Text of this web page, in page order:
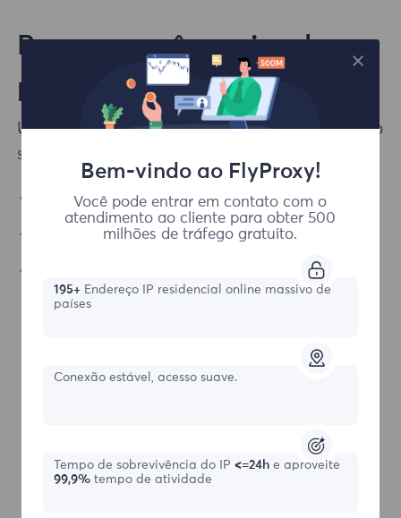
Por que você precisa de um
proxy da web?
Um serviço proxy atua como mediador entre o
seu dispositivo e a Internet.
Sessões simultâneas ilimitadas
Mantenha seu histórico de navegação privado
Bem-vindo ao FlyProxy!
Você pode entrar em contato com o
atendimento ao cliente para obter 500
milhões de tráfego gratuito.
195+Endereço IP residencial online massivo de
países
Conexão estável, acesso suave.
Tempo de sobrevivência do IP <=24h e aproveite
99,9%tempo de atividade